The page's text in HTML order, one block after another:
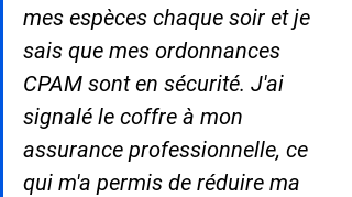
mes espèces chaque soir et je
sais que mes ordonnances
CPAM sont en sécurité. J'ai
signalé le coffre à mon
assurance professionnelle, ce
qui m'a permis de réduire ma